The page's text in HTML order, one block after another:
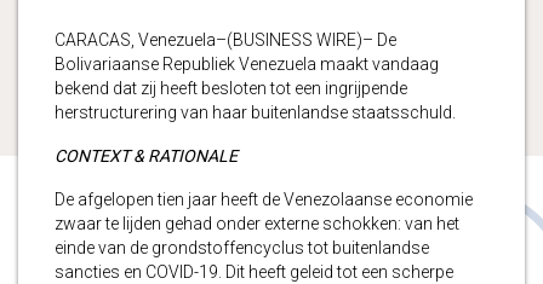
CARACAS, Venezuela–(BUSINESS WIRE)– De
Bolivariaanse Republiek Venezuela maakt vandaag
bekend dat zij heeft besloten tot een ingrijpende
herstructurering van haar buitenlandse staatsschuld.
CONTEXT & RATIONALE
De afgelopen tien jaar heeft de Venezolaanse economie
zwaar te lijden gehad onder externe schokken: van het
einde van de grondstoffencyclus tot buitenlandse
sancties en COVID-19. Dit heeft geleid tot een scherpe